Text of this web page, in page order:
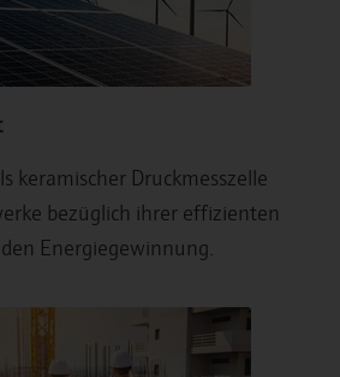
keramischer Druckmesszelle
bezüglich ihrer effizienten
Energiegewinnung.